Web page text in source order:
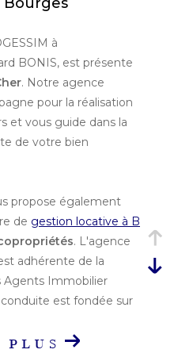
à
BONIS, est présente
. Notre agence
pour la réalisation
et vous guide dans la
de votre bien
propose également
de gestion locative à B
. L'agence
adhérente de la
Agents Immobilier
est fondée sur
LES